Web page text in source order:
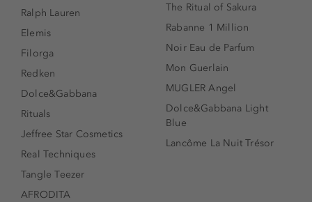
Ralph Lauren
Elemis
Filorga
Redken
Dolce&Gabbana
Rituals
Jeffree Star Cosmetics
Real Techniques
Tangle Teezer
AFRODITA
The Ritual of Sakura
Rabanne 1 Million
Noir Eau de Parfum
Mon Guerlain
MUGLER Angel
Dolce&Gabbana Light
Blue
Lancôme La Nuit Trésor